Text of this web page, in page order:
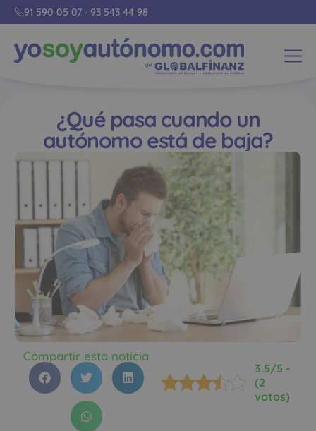
91 590 05 07 · 93 543 44 98
¿Qué pasa cuando un
autónomo está de baja?
Compartir esta noticia
3.5/5 -
(2
votos)